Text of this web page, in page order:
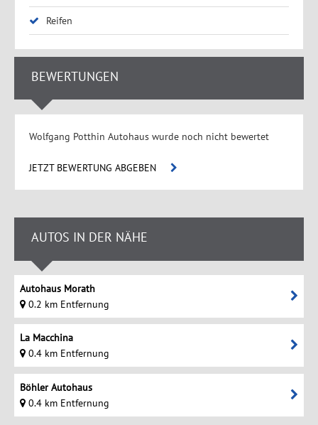
Reifen
BEWERTUNGEN
Wolfgang Potthin Autohaus wurde noch nicht bewertet
JETZT BEWERTUNG ABGEBEN
AUTOS IN DER NÄHE
Autohaus Morath
0.2 km Entfernung
La Macchina
0.4 km Entfernung
Böhler Autohaus
0.4 km Entfernung